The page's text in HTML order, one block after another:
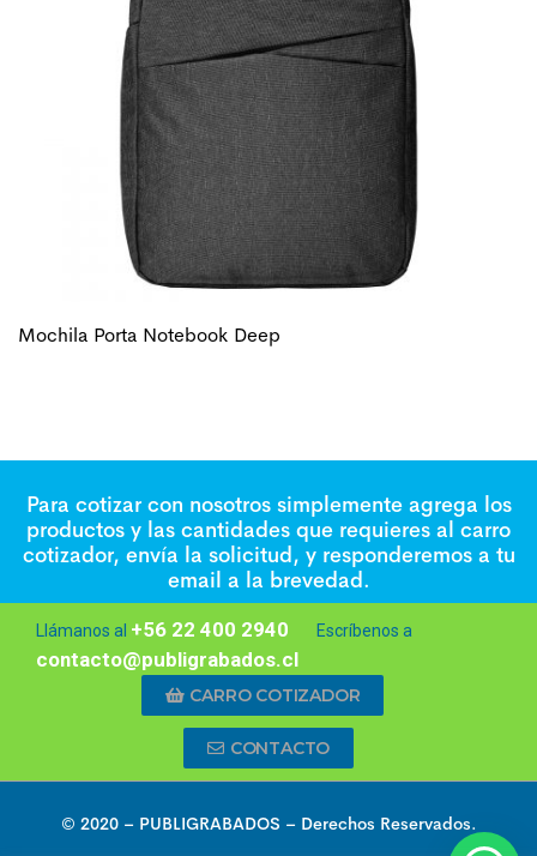
Mochila Porta Notebook Deep
Para cotizar con nosotros simplemente agrega los
productos y las cantidades que requieres al carro
cotizador, envía la solicitud, y responderemos a tu
email a la brevedad.
Llámanos al +56 22 400 2940 Escríbenos a
contacto@publigrabados.cl
CARRO COTIZADOR
CONTACTO
© 2020 – PUBLIGRABADOS – Derechos Reservados.